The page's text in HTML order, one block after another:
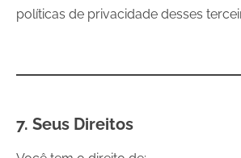
políticas de privacidade desses
7. Seus Direitos